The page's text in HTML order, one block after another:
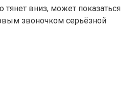
тянет вниз, может показаться
звоночком серьёзной